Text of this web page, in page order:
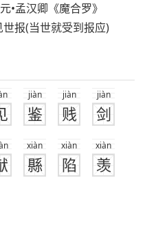
•孟汉卿《魔合罗》
报(当世就受到报应)
jiàn
鉴
jiàn
贱
jiàn
剑
xiàn
縣
xiàn
陷
xiàn
羡